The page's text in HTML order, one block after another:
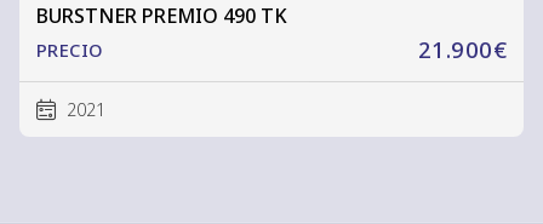
BURSTNER PREMIO 490 TK
21.900€
PRECIO
2021